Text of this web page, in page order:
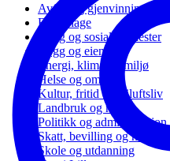
Avfall og gjenvinning
Barnehage
Bolig og sosiale tjenester
Bygg og eiendom
Energi, klima og miljø
Helse og omsorg
Kultur, fritid og friluftsliv
Landbruk og natur
Politikk og administrasjon
Skatt, bevilling og næring
Skole og utdanning